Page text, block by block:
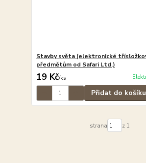
Stavby světa (elektronické
předmětům od Safari Ltd.)
19 Kč/ks
Přidat do košíku
strana z 1